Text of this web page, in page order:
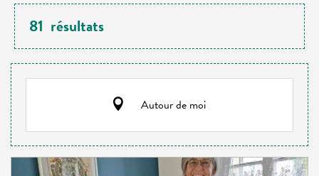
81 résultats
Autour de moi